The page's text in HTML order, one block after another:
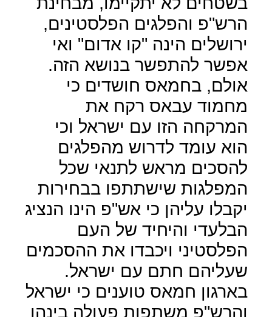
הרש"פ והפלגים הפלסטינים,
ירושלים הינה "קו אדום" ואי
אפשר להתפשר בנושא הזה.
אולם, בחמאס חושדים כי
מחמוד עבאס רקח את
המרקחה הזו עם ישראל וכי
הוא עומד לדרוש מהפלגים
להסכים מראש לתנאי שכל
המפלגות שישתתפו בבחירות
יקבלו עליהן כי אש"פ הינו הנציג
הבלעדי והיחיד של העם
הפלסטיני ויכבדו את ההסכמים
שעליהם חתם עם ישראל.
בארגון חמאס טוענים כי ישראל
והרש"פ משתפות פעולה בינהן